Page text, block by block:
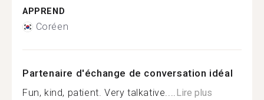
APPREND
Coréen
Partenaire d'échange de conversation idéal
Fun, kind, patient. Very talkative....Lire plus